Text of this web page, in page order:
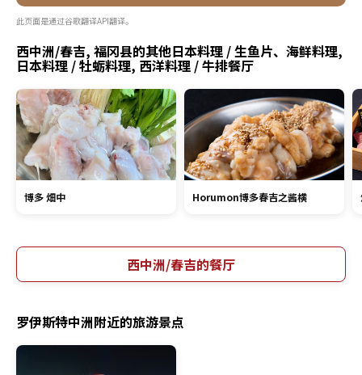
此页面是通过谷歌翻译API翻译。
西中洲/春吉, 福冈县的其他日本料理 / 生鱼片、海鲜料理,
日本料理 / 牡蛎料理, 西洋料理 / 牛排餐厅
博多 畑中 Horumon博多春吉之酱横
西中洲/春吉的餐厅
罗伊斯特中洲附近的旅游景点